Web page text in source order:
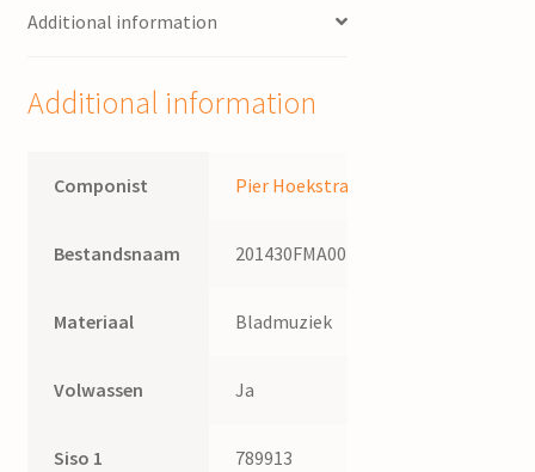
quantity
Additional information
Additional information
Componist Pier Hoekstra
Bestandsnaam 201430FMA002
Materiaal Bladmuziek
Volwassen Ja
Siso 1 789913